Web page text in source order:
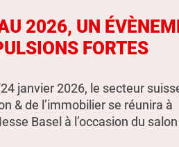
2026, UN
FORTES
janvier 2026, le secteur
& de l’immobilier se réunira à
Basel à l’occasion du salon